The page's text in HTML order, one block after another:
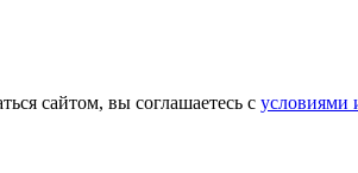
сайтом, вы соглашаетесь с условиями